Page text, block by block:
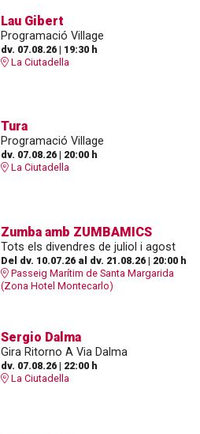
Lau Gibert
Programació Village
dv. 07.08.26| 19:30 h
La Ciutadella
Tura
Programació Village
dv. 07.08.26| 20:00 h
La Ciutadella
Zumba amb ZUMBAMICS
Tots els divendres de juliol i agost
Del dv. 10.07.26al dv. 21.08.26| 20:00 h
Passeig Marítim de Santa Margarida
(Zona Hotel Montecarlo)
Sergio Dalma
Gira Ritorno A Via Dalma
dv. 07.08.26| 22:00 h
La Ciutadella